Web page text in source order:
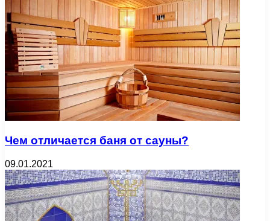
Чем отличается баня от сауны?
09.01.2021